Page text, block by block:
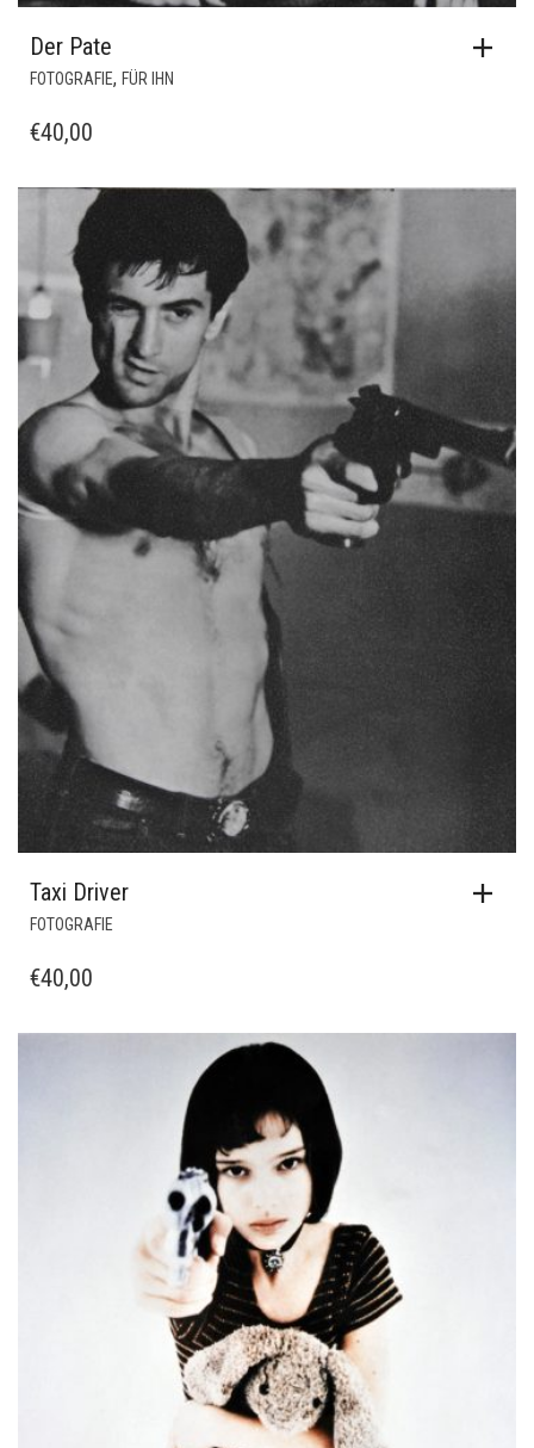
Der Pate
FOTOGRAFIE, FÜR IHN
€40,00
Taxi Driver
FOTOGRAFIE
€40,00